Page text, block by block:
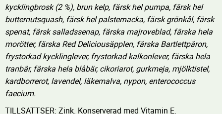
kycklingbrosk (2 %), brun kelp, färsk hel pumpa, färsk hel
butternutsquash, färsk hel palsternacka, färsk grönkål, färsk
spenat, färsk salladssenap, färska majroveblad, färska hela
morötter, färska Red Deliciousäpplen, färska Bartlettpäron,
frystorkad kycklinglever, frystorkad kalkonlever, färska hela
tranbär, färska hela blåbär, cikoriarot, gurkmeja, mjölktistel,
kardborrerot, lavendel, läkemalva, nypon, enterococcus
faecium.
TILLSATTSER: Zink. Konserverad med Vitamin E.